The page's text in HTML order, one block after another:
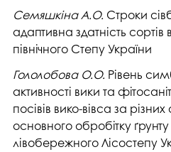
Семяшкіна А.О. Строки
адаптивна здатність сортів
північного Степу України
Гололобова О.О. Рівень
активності вики та
посівів вико-вівса за
основного обробітку
лівобережного Лісостепу